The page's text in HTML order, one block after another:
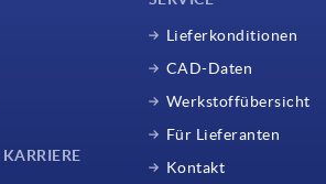
Lieferkonditionen
CAD-Daten
Werkstoffübersicht
Für Lieferanten
Kontakt